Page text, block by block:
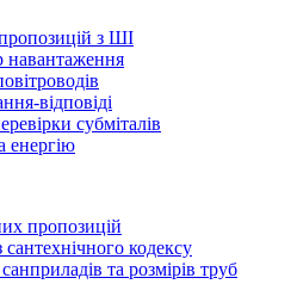
з ШІ
навантаження
відповіді
субміталів
енергію
пропозицій
сантехнічного кодексу
та розмірів труб